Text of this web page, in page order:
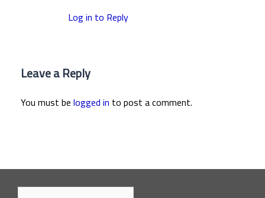
Log in to Reply
Leave a Reply
You must belogged in to post a comment.
Search